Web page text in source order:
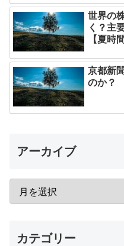
世界の
く？主
【夏時
京都新
のか？
アーカイブ
カテゴリー